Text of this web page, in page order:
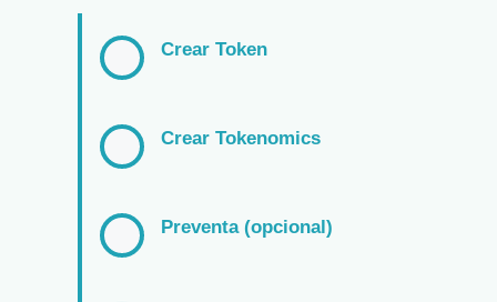
Crear Token
Crear Tokenomics
Preventa (opcional)